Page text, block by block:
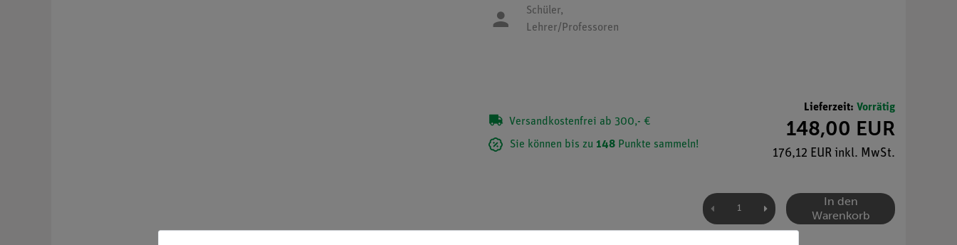
Schüler,
Lehrer/Professoren
Versandkostenfrei ab 300,- €
Sie können bis zu 148 Punkte sammeln!
Lieferzeit: Vorrätig
148,00 EUR
176,12 EUR inkl. MwSt.
In den
Warenkorb